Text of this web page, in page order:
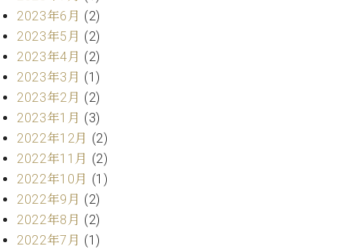
コ
ン
サ
ト
ア
ッ
プ
ラ
イ
ト
ピ
ア
ノ
楽
教
室
ご
愛
者
の
声
楽
教
室
ご
挨
拶
展
情
報
ホー
ル・
スタ
ジオ
レン
タル
ホー
2023年6月 (2)
2023年5月 (2)
2023年4月 (2)
2023年3月 (1)
2023年2月 (2)
2023年1月 (3)
2022年12月 (2)
2022年11月 (2)
2022年10月 (1)
2022年9月 (2)
2022年8月 (2)
2022年7月 (1)